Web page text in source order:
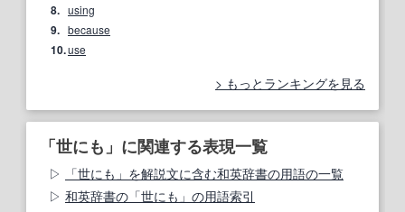
8. using
9. because
10.use
もっとランキングを見る
「世にも」に関連する表現一覧
「世にも」を解説文に含む和英辞書の用語の一覧
和英辞書の「世にも」の用語索引